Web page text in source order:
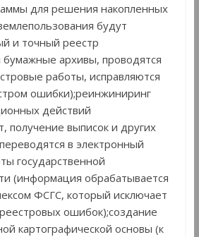
для решения накопленных
будут
и точный реестр
архивы, проводятся
работы, исправляются
ошибки);реинжиниринг
действий
получение выписок и других
в электронный
государственной
(информация обрабатывается
ФСГС, который исключает
ошибок);создание
картографической основы (к